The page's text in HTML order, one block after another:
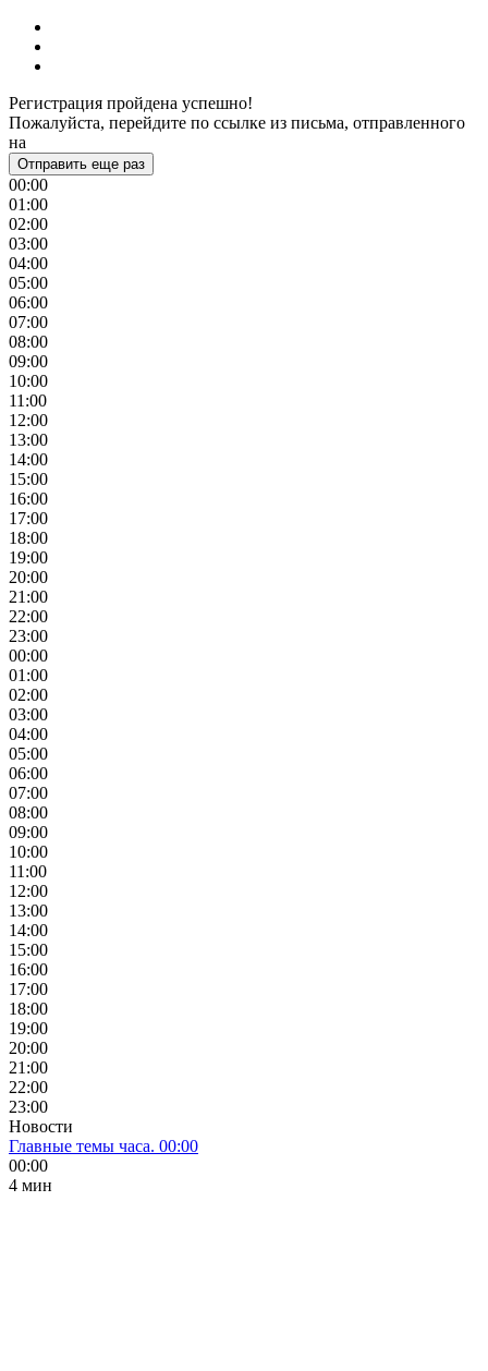
Регистрация пройдена успешно!
Пожалуйста, перейдите по ссылке из письма, отправленного
на
Отправить еще раз
00:00
01:00
02:00
03:00
04:00
05:00
06:00
07:00
08:00
09:00
10:00
11:00
12:00
13:00
14:00
15:00
16:00
17:00
18:00
19:00
20:00
21:00
22:00
23:00
00:00
01:00
02:00
03:00
04:00
05:00
06:00
07:00
08:00
09:00
10:00
11:00
12:00
13:00
14:00
15:00
16:00
17:00
18:00
19:00
20:00
21:00
22:00
23:00
Новости
Главные темы часа. 00:00
00:00
4 мин